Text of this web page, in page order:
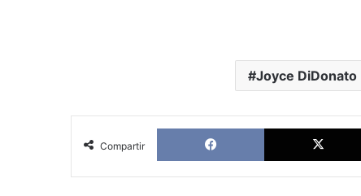
Joyce DiDonato
Compartir
Facebook